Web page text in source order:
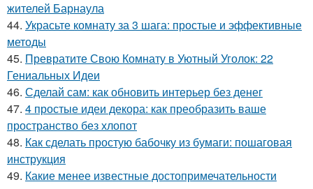
жителей Барнаула
44. Украсьте комнату за 3 шага: простые и эффективные
методы
45. Превратите Свою Комнату в Уютный Уголок: 22
Гениальных Идеи
46. Сделай сам: как обновить интерьер без денег
47. 4 простые идеи декора: как преобразить ваше
пространство без хлопот
48. Как сделать простую бабочку из бумаги: пошаговая
инструкция
49. Какие менее известные достопримечательности